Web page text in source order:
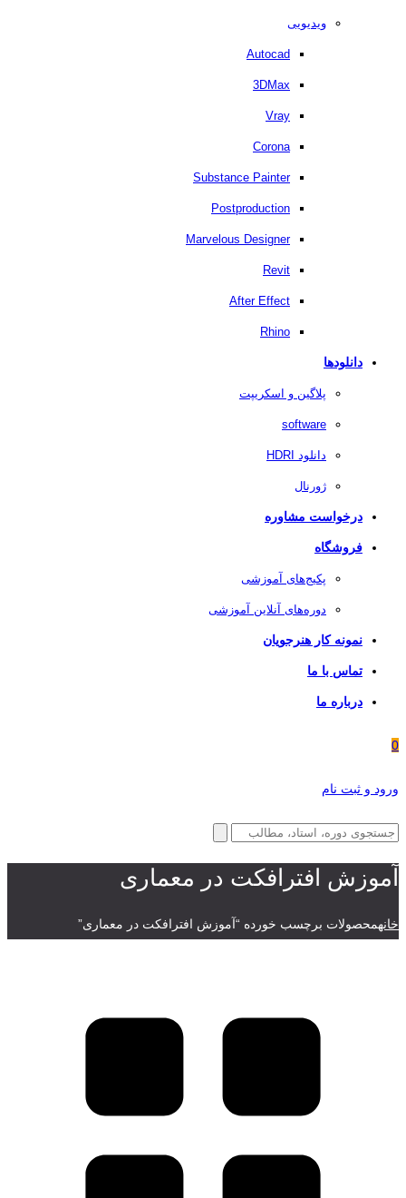
ویدیویی
Autocad
3DMax
Vray
Corona
Substance Painter
Postproduction
Marvelous Designer
Revit
After Effect
Rhino
دانلودها
پلاگین و اسکریپت
software
دانلود HDRI
ژورنال
درخواست مشاوره
فروشگاه
پکیج‌های آموزشی
دوره‌های آنلاین آموزشی
نمونه کار هنرجویان
تماس با ما
درباره ما
0
ورود و ثبت نام
آموزش افترافکت در معماری
خانهمحصولات برچسب خورده “آموزش افترافکت در معماری”